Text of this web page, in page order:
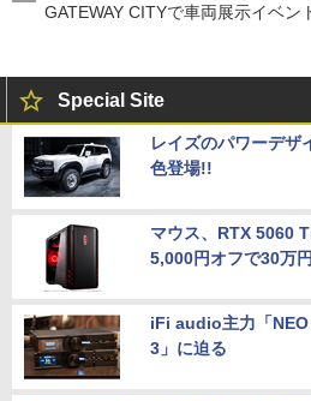
GATEWAY CITYで車両展示イベン
Special Site
レイズのパワーデザ
色登場!!
マウス、RTX 5060
5,000円オフで30万
iFi audio主力「
3」に迫る